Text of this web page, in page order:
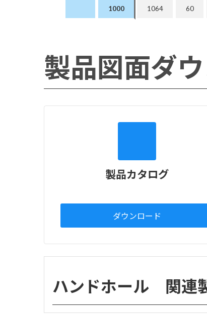
1000 1064 60
製品図面ダ
製品カタログ
ダウンロード
ハンドホール 関連